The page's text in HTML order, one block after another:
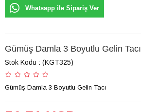
Whatsapp ile Sipariş Ver
Gümüş Damla 3 Boyutlu Gelin Tacı
Stok Kodu (KGT325)
Gümüş Damla 3 Boyutlu Gelin Tacı